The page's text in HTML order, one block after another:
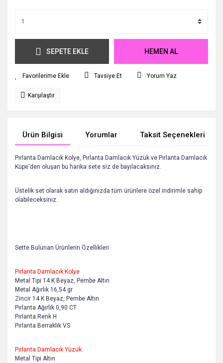
SEPETE EKLE HEMEN AL
Tavsiye Et Yorum Yaz
Karşılaştır
Ürün Bilgisi Yorumlar Taksit Seçenekleri
Pırlanta Damlacık Kolye, Pırlanta Damlacık Yüzük ve Pırlanta Damlacık
Küpe'den oluşan bu harika sete siz de bayılacaksınız.
Üstelik set olarak satın aldığınızda tüm ürünlere özel indirimle sahip
olabileceksiniz.
Sette Bulunan Ürünlerin Özellikleri
Pırlanta Damlacık Kolye
Metal Tipi 14 K Beyaz, Pembe Altın
Metal Ağırlık 16,54 gr
Zincir 14 K Beyaz, Pembe Altın
Pırlanta Ağırlık 0,90 CT
Pırlanta Renk H
Pırlanta Berraklık VS
Pırlanta Damlacık Yüzük
Metal Tipi Altın